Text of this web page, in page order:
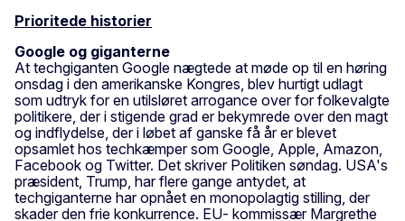
Prioritede historier
Google og giganterne
At techgiganten Google nægtede at møde op til en høring
onsdag i den amerikanske Kongres, blev hurtigt udlagt
som udtryk for en utilsløret arrogance over for folkevalgte
politikere, der i stigende grad er bekymrede over den magt
og indflydelse, der i løbet af ganske få år er blevet
opsamlet hos techkæmper som Google, Apple, Amazon,
Facebook og Twitter. Det skriver Politiken søndag. USA's
præsident, Trump, har flere gange antydet, at
techgiganterne har opnået en monopolagtig stilling, der
skader den frie konkurrence. EU- kommissær Margrethe